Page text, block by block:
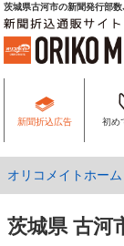
茨城県古河市の新聞発行部
新聞折込広告 初め
オリコメイトホーム
茨城県 古河